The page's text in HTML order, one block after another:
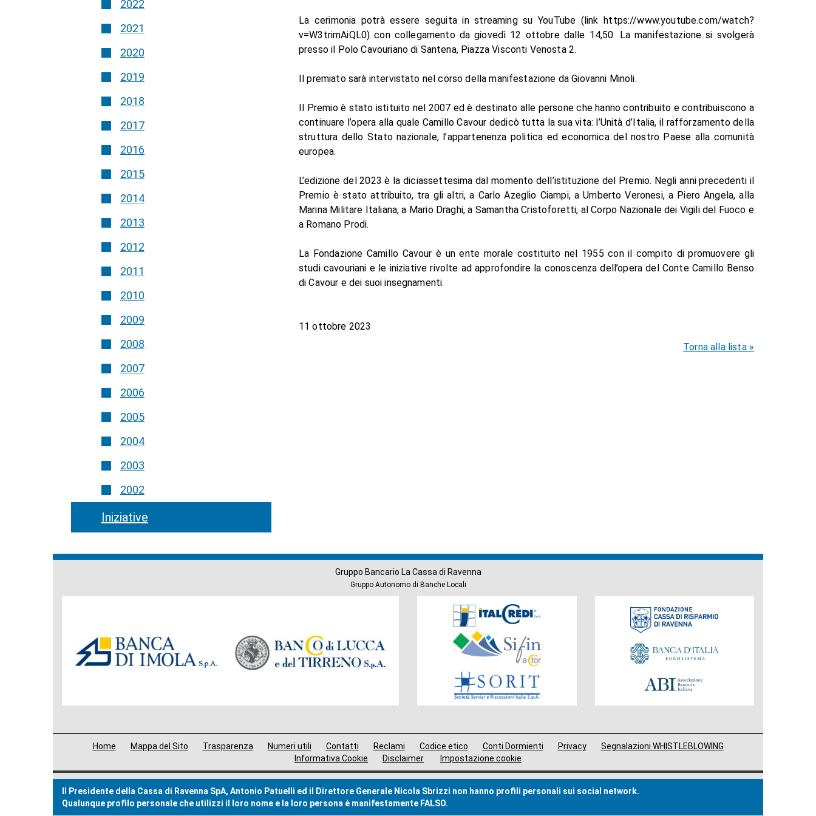
2022
2021
2020
2019
2018
2017
2016
2015
2014
2013
2012
2011
2010
2009
2008
2007
2006
2005
2004
2003
2002
Iniziative
La cerimonia potrà essere seguita in streaming su YouTube (link https://www.youtube.com/watch?
v=W3trimAiQL0) con collegamento da giovedì 12 ottobre dalle 14,50. La manifestazione si svolgerà
presso il Polo Cavouriano di Santena, Piazza Visconti Venosta 2.
Il premiato sarà intervistato nel corso della manifestazione da Giovanni Minoli.
Il Premio è stato istituito nel 2007 ed è destinato alle persone che hanno contribuito e contribuiscono a
continuare l’opera alla quale Camillo Cavour dedicò tutta la sua vita: l’Unità d’Italia, il rafforzamento della
struttura dello Stato nazionale, l’appartenenza politica ed economica del nostro Paese alla comunità
europea.
L’edizione del 2023 è la diciassettesima dal momento dell’istituzione del Premio. Negli anni precedenti il
Premio è stato attribuito, tra gli altri, a Carlo Azeglio Ciampi, a Umberto Veronesi, a Piero Angela, alla
Marina Militare Italiana, a Mario Draghi, a Samantha Cristoforetti, al Corpo Nazionale dei Vigili del Fuoco e
a Romano Prodi.
La Fondazione Camillo Cavour è un ente morale costituito nel 1955 con il compito di promuovere gli
studi cavouriani e le iniziative rivolte ad approfondire la conoscenza dell’opera del Conte Camillo Benso
di Cavour e dei suoi insegnamenti.
11 ottobre 2023
Torna alla lista »
Gruppo Bancario La Cassa di Ravenna
Gruppo Autonomo di Banche Locali
Gruppo
Società
Gruppo
Fondazione
Menù
navigazione
footer
Home Mappa del Sito Trasparenza Numeri utili Contatti Reclami Codice etico Conti Dormienti Privacy
Segnalazioni WHISTLEBLOWING
Informativa Cookie
Disclaimer Impostazione cookie
Il Presidente della Cassa di Ravenna SpA, Antonio Patuelli ed il Direttore Generale Nicola Sbrizzi non hanno profili personali sui social network.
Qualunque profilo personale che utilizzi il loro nome e la loro persona è manifestamente FALSO.